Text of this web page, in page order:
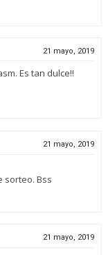
21 mayo, 2019
Es tan dulce!!
21 mayo, 2019
sorteo. Bss
21 mayo, 2019